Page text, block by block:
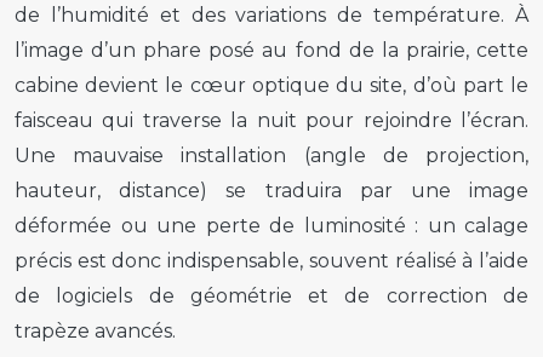
de l’humidité et des variations de température. À
l’image d’un phare posé au fond de la prairie, cette
cabine devient le cœur optique du site, d’où part le
faisceau qui traverse la nuit pour rejoindre l’écran.
Une mauvaise installation (angle de projection,
hauteur, distance) se traduira par une image
déformée ou une perte de luminosité : un calage
précis est donc indispensable, souvent réalisé à l’aide
de logiciels de géométrie et de correction de
trapèze avancés.